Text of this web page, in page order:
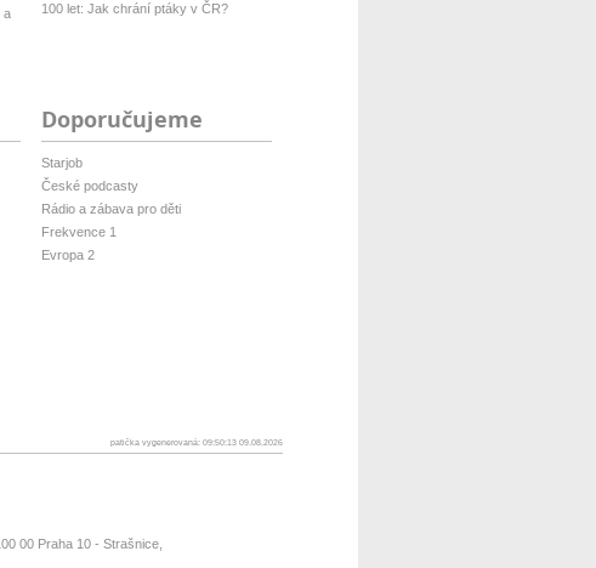
a
100 let: Jak chrání ptáky v ČR?
Doporučujeme
Starjob
České podcasty
Rádio a zábava pro děti
Frekvence 1
Evropa 2
patička vygenerovaná: 09:50:13 09.08.2026
00 Praha 10 - Strašnice,